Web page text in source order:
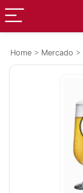
Home > Mercado >